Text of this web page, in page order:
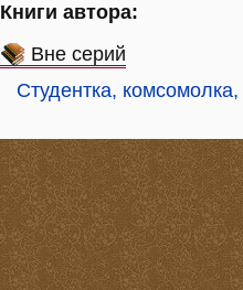
Книги автора:
Вне серий
Студентка,